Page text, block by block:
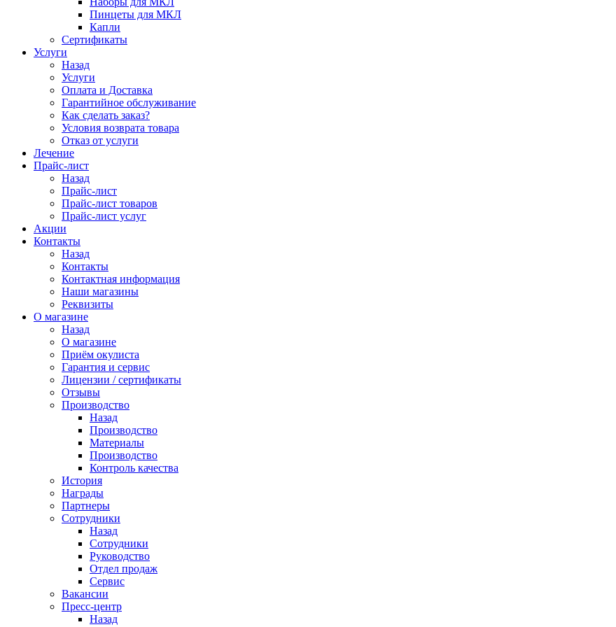
Пинцеты для МКЛ
Капли
Сертификаты
Услуги
Назад
Услуги
Оплата и Доставка
Гарантийное обслуживание
Как сделать заказ?
Условия возврата товара
Отказ от услуги
Лечение
Прайс-лист
Назад
Прайс-лист
Прайс-лист товаров
Прайс-лист услуг
Акции
Контакты
Назад
Контакты
Контактная информация
Наши магазины
Реквизиты
О магазине
Назад
О магазине
Приём окулиста
Гарантия и сервис
Лицензии / сертификаты
Отзывы
Производство
Назад
Производство
Материалы
Производство
Контроль качества
История
Награды
Партнеры
Сотрудники
Назад
Сотрудники
Руководство
Отдел продаж
Сервис
Вакансии
Пресс-центр
Назад